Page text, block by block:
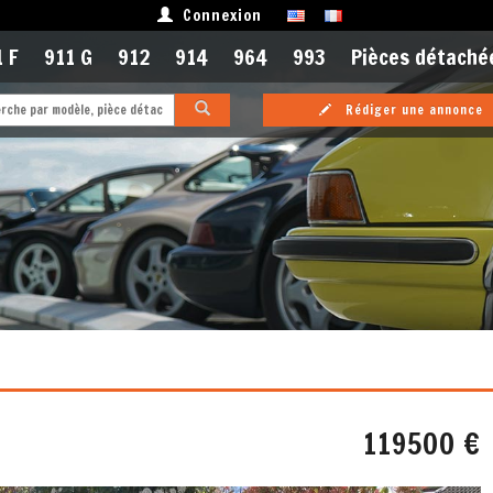
Connexion
F 911 G 912 914 964 993 Pièces
Rédiger une annonce
119500 €